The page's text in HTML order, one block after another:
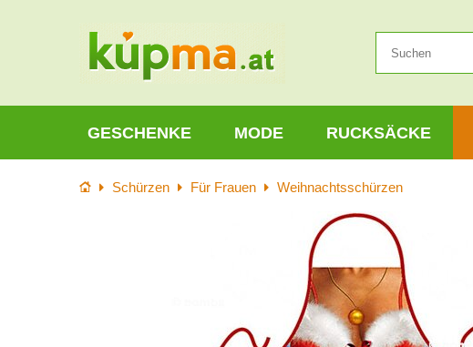
GESCHENKE MODE RUCKSÄCKE
StartseiteSchürzen Für Frauen Weihnachtsschürzen